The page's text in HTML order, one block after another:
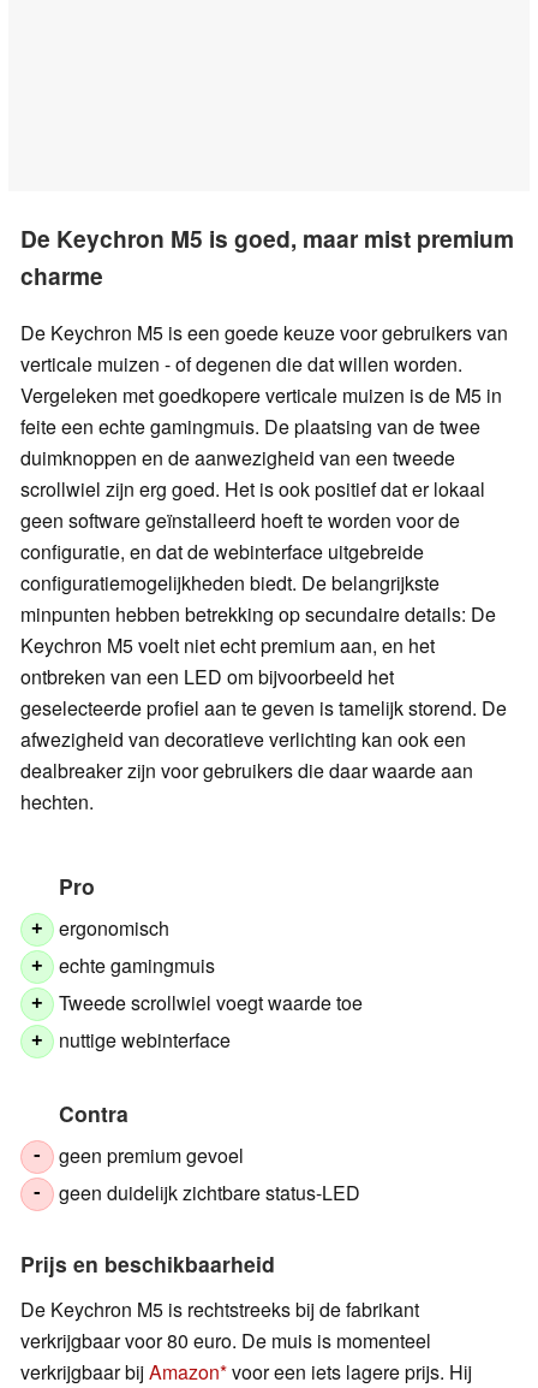
De Keychron M5 is goed, maar mist premium
charme
De Keychron M5 is een goede keuze voor gebruikers van
verticale muizen - of degenen die dat willen worden.
Vergeleken met goedkopere verticale muizen is de M5 in
feite een echte gamingmuis. De plaatsing van de twee
duimknoppen en de aanwezigheid van een tweede
scrollwiel zijn erg goed. Het is ook positief dat er lokaal
geen software geïnstalleerd hoeft te worden voor de
configuratie, en dat de webinterface uitgebreide
configuratiemogelijkheden biedt. De belangrijkste
minpunten hebben betrekking op secundaire details: De
Keychron M5 voelt niet echt premium aan, en het
ontbreken van een LED om bijvoorbeeld het
geselecteerde profiel aan te geven is tamelijk storend. De
afwezigheid van decoratieve verlichting kan ook een
dealbreaker zijn voor gebruikers die daar waarde aan
hechten.
Pro
+ ergonomisch
+ echte gamingmuis
+ Tweede scrollwiel voegt waarde toe
+ nuttige webinterface
Contra
- geen premium gevoel
- geen duidelijk zichtbare status-LED
Prijs en beschikbaarheid
De Keychron M5 is rechtstreeks bij de fabrikant
verkrijgbaar voor 80 euro. De muis is momenteel
verkrijgbaar bijAmazon voor een iets lagere prijs. Hij